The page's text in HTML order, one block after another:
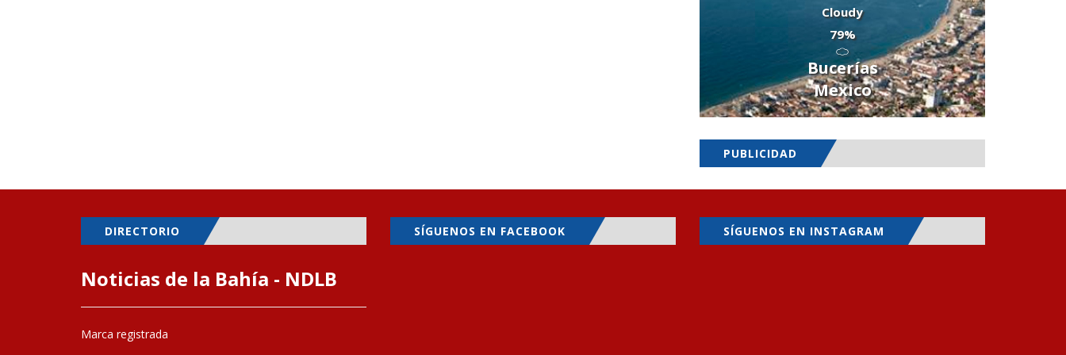
Cloudy
79%
Bucerías
Mexico
PUBLICIDAD
DIRECTORIO
Noticias de la Bahía - NDLB
Marca registrada
SÍGUENOS EN FACEBOOK SÍGUENOS EN INSTAGRAM